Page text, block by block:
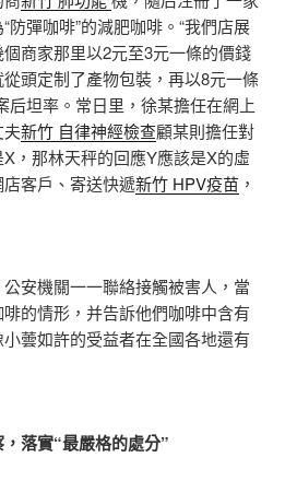
防彈咖啡”的減肥咖啡。“我們店展
商家那里以2元至3元一條的價錢
頭定制了產物包裝，再以8元一條
后坦率。常日里，徐某擔任在網上
新竹 自律神經檢查顧某則擔任對
X，那林天秤的回應Y應該是X的虛
客戶、寄送快遞新竹 HPV疫苗 ，
機關一一聯絡接觸被害人，當
的情形，并告訴他們咖啡中含有
蕓如許的受益者在全國各地還有
落實“最嚴格的處分”